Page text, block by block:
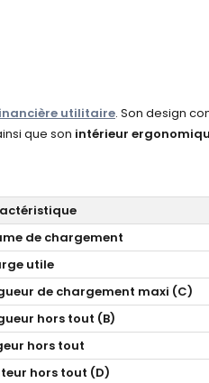
utilitaire. Son design
que son intérieur
de chargement
utile
de chargement maxi (C)
hors tout (B)
hors tout
hors tout (D)